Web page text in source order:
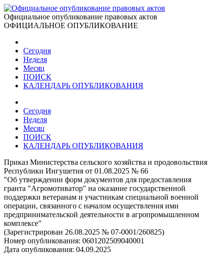
Официальное опубликование правовых актов
ОФИЦИАЛЬНОЕ ОПУБЛИКОВАНИЕ
Сегодня
Неделя
Месяц
ПОИСК
КАЛЕНДАРЬ ОПУБЛИКОВАНИЯ
Сегодня
Неделя
Месяц
ПОИСК
КАЛЕНДАРЬ ОПУБЛИКОВАНИЯ
Приказ Министерства сельского хозяйства и продовольствия
Республики Ингушетия от 01.08.2025 № 66
"Об утверждении форм документов для предоставления
гранта "Агромотиватор" на оказание государственной
поддержки ветеранам и участникам специальной военной
операции, связанного с началом осуществления ими
предпринимательской деятельности в агропромышленном
комплексе"
(Зарегистрирован 26.08.2025 № 07-0001/260825)
Номер опубликования: 0601202509040001
Дата опубликования: 04.09.2025